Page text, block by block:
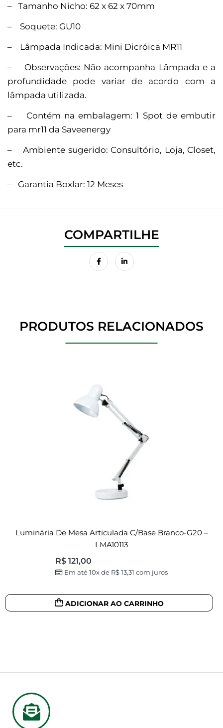
– Tamanho Nicho: 62 x 62 x 70mm
– Soquete: GU10
– Lâmpada Indicada: Mini Dicróica MR11
– Observações: Não acompanha Lâmpada e a
profundidade pode variar de acordo com a
lâmpada utilizada.
– Contém na embalagem: 1 Spot de embutir
para mr11 da Saveenergy
– Ambiente sugerido: Consultório, Loja, Closet,
etc.
– Garantia Boxlar: 12 Meses
PRODUTOS RELACIONADOS
Luminária De Mesa Articulada C/base Branco-G20 –
LMA10113
R$121,00
Em até 10x de R$13,31 com juros
ADICIONAR AO CARRINHO